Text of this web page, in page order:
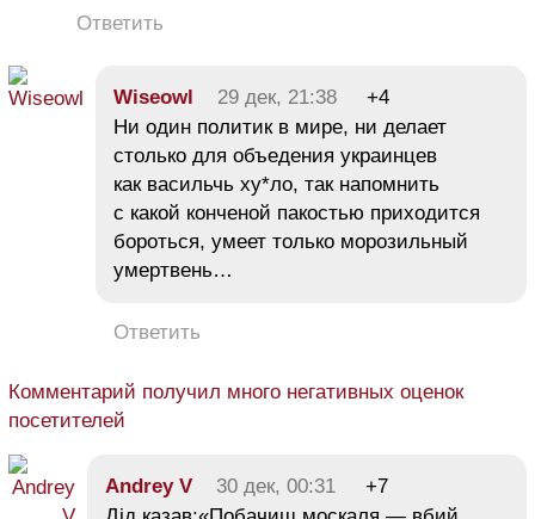
Ответить
Wiseowl 29 дек, 21:38
+4
Ни один политик в мире, ни делает
столько для объедения украинцев
как васильчь ху*ло, так напомнить
с какой конченой пакостью приходится
бороться, умеет только морозильный
умертвень…
Ответить
Комментарий получил много негативных оценок
посетителей
Andrey V 30 дек, 00:31
+7